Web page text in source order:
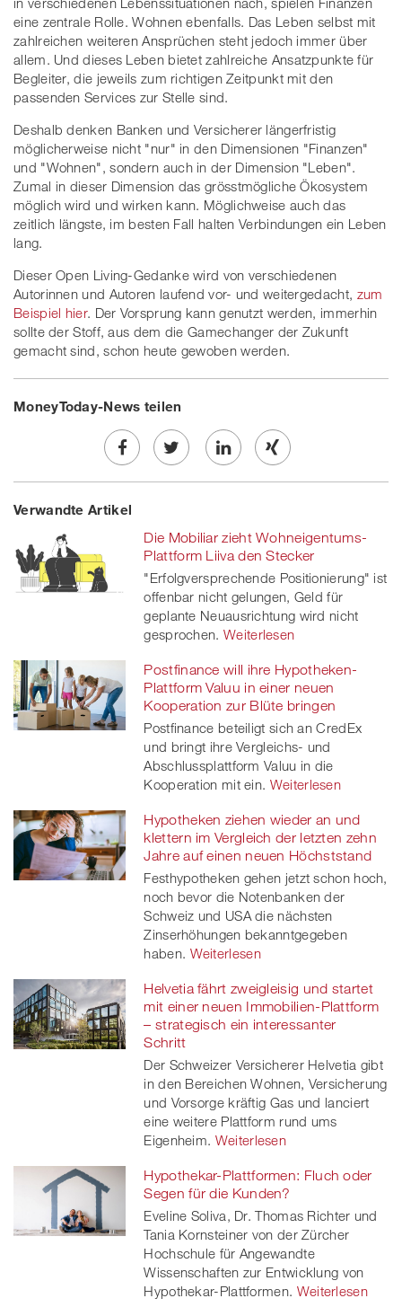
eine zentrale Rolle. Wohnen ebenfalls. Das Leben selbst mit
zahlreichen weiteren Ansprüchen steht jedoch immer über
allem. Und dieses Leben bietet zahlreiche Ansatzpunkte für
Begleiter, die jeweils zum richtigen Zeitpunkt mit den
passenden Services zur Stelle sind.
Deshalb denken Banken und Versicherer längerfristig
möglicherweise nicht "nur" in den Dimensionen "Finanzen"
und "Wohnen", sondern auch in der Dimension "Leben".
Zumal in dieser Dimension das grösstmögliche Ökosystem
möglich wird und wirken kann. Möglichweise auch das
zeitlich längste, im besten Fall halten Verbindungen ein Leben
lang.
Dieser Open Living-Gedanke wird von verschiedenen
Autorinnen und Autoren laufend vor- und weitergedacht, zum
Beispiel hier. Der Vorsprung kann genutzt werden, immerhin
sollte der Stoff, aus dem die Gamechanger der Zukunft
gemacht sind, schon heute gewoben werden.
MoneyToday-News teilen
Share
on
Facebook
Twe
on
twitt
er
Share
linkedin
Share
Xing
Verwandte Artikel
Die Mobiliar zieht Wohneigentums-
Plattform Liiva den Stecker
"Erfolgversprechende Positionierung" ist
offenbar nicht gelungen, Geld für
geplante Neuausrichtung wird nicht
gesprochen. Weiterlesen
Postfinance will ihre Hypotheken-
Plattform Valuu in einer neuen
Kooperation zur Blüte bringen
Postfinance beteiligt sich an CredEx
und bringt ihre Vergleichs- und
Abschlussplattform Valuu in die
Kooperation mit ein. Weiterlesen
Hypotheken ziehen wieder an und
klettern im Vergleich der letzten zehn
Jahre auf einen neuen Höchststand
Festhypotheken gehen jetzt schon hoch,
noch bevor die Notenbanken der
Schweiz und USA die nächsten
Zinserhöhungen bekanntgegeben
haben. Weiterlesen
Helvetia fährt zweigleisig und startet
mit einer neuen Immobilien-Plattform
– strategisch ein interessanter
Schritt
Der Schweizer Versicherer Helvetia gibt
in den Bereichen Wohnen, Versicherung
und Vorsorge kräftig Gas und lanciert
eine weitere Plattform rund ums
Eigenheim. Weiterlesen
Hypothekar-Plattformen: Fluch oder
Segen für die Kunden?
Eveline Soliva, Dr. Thomas Richter und
Tania Kornsteiner von der Zürcher
Hochschule für Angewandte
Wissenschaften zur Entwicklung von
Hypothekar-Plattformen. Weiterlesen